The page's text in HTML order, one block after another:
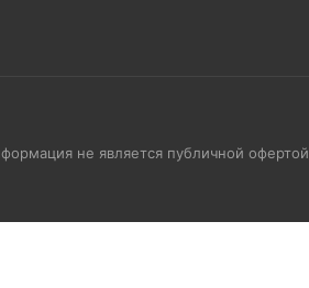
не является публичной офертой